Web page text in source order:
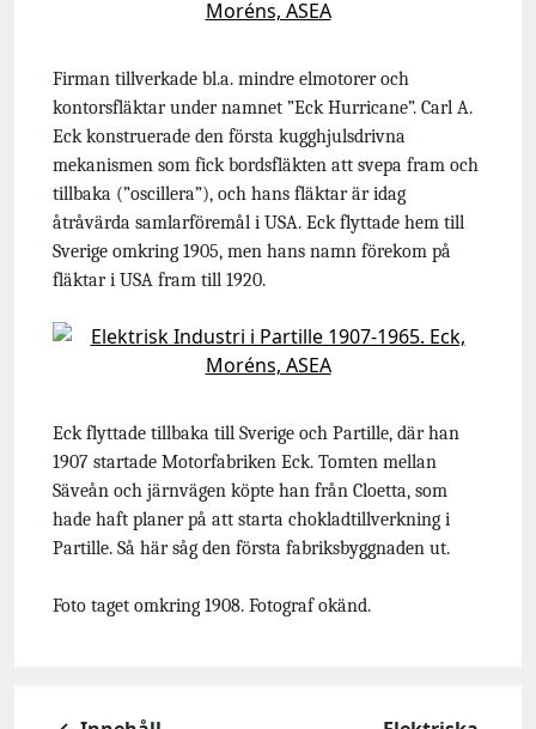
Firman tillverkade bl.a. mindre elmotorer och
kontorsfläktar under namnet ”Eck Hurricane”. Carl A.
Eck konstruerade den första kugghjulsdrivna
mekanismen som fick bordsfläkten att svepa fram och
tillbaka (”oscillera”), och hans fläktar är idag
åtråvärda samlarföremål i USA. Eck flyttade hem till
Sverige omkring 1905, men hans namn förekom på
fläktar i USA fram till 1920.
Eck flyttade tillbaka till Sverige och Partille, där han
1907 startade Motorfabriken Eck. Tomten mellan
Säveån och järnvägen köpte han från Cloetta, som
hade haft planer på att starta chokladtillverkning i
Partille. Så här såg den första fabriksbyggnaden ut.
Foto taget omkring 1908. Fotograf okänd.